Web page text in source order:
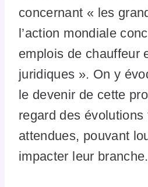
concernant « les
l’action mondiale
emplois de chauffeur
juridiques ». On y
le devenir de cette
regard des
attendues, pouvant
impacter leur branche.